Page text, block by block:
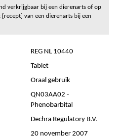
verkrijgbaar bij een dierenarts of op
van een dierenarts bij een
REG NL 10440
Tablet
Oraal gebruik
QN03AA02 -
Phenobarbital
Dechra Regulatory B.V.
20 november 2007